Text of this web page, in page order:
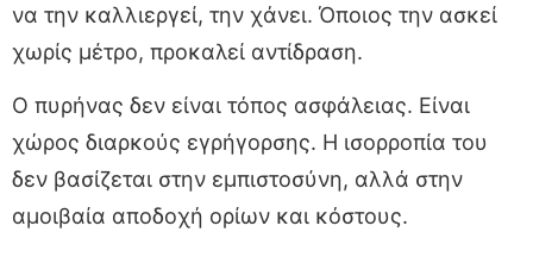
να την καλλιεργεί, την χάνει. Όποιος την ασκεί
χωρίς μέτρο, προκαλεί αντίδραση.
Ο πυρήνας δεν είναι τόπος ασφάλειας. Είναι
χώρος διαρκούς εγρήγορσης. Η ισορροπία του
δεν βασίζεται στην εμπιστοσύνη, αλλά στην
αμοιβαία αποδοχή ορίων και κόστους.